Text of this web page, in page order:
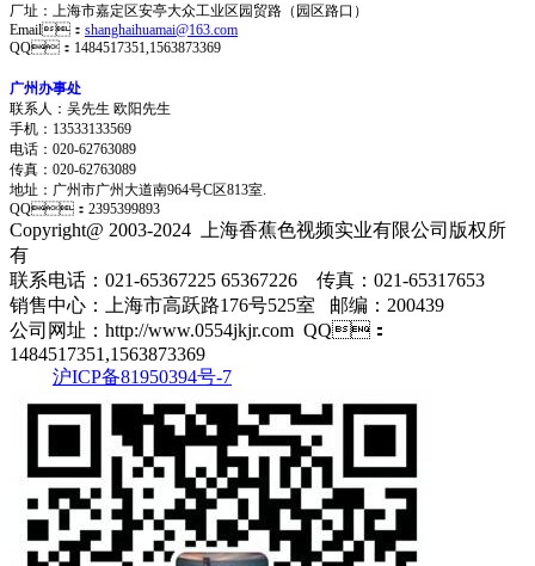
厂址：上海市嘉定区安亭大众工业区园贸路（园区路口）
Email： shanghaihuamai@163.com
QQ：1484517351,1563873369
广州办事处
联系人：吴先生 欧阳先生
手机：13533133569
电话：020-62763089
传真：020-62763089
地址： 广州市广州大道南964号C区813室.
QQ：2395399893
Copyright@ 2003-2024 上海香蕉色视频实业有限公司 版权所
有
联系电话：021-65367225 65367226 传真：021-65317653
销售中心：上海市高跃路176号525室 邮编：200439
公司网址：http://www.0554jkjr.com QQ：
1484517351,1563873369
沪ICP备81950394号-7